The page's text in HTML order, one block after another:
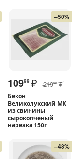
–50%
10999 ₽ 21998 ₽
Бекон
Великолукский МК
из свинины
сырокопченый
нарезка 150г
–48%